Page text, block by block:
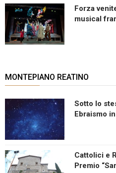
Forza
musical
MONTEPIANO REATINO
Sotto lo
Ebraismo
Cattolici e
Premio